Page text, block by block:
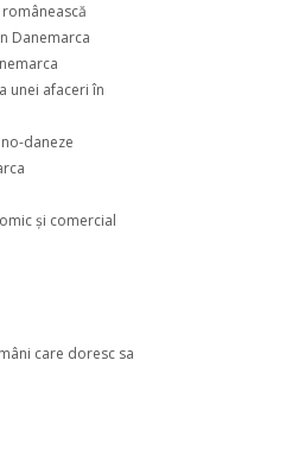
Danemarca
unei afaceri în
daneze
şi comercial
care doresc sa